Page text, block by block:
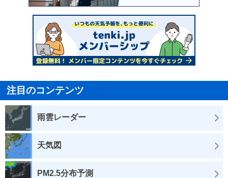
注目のコンテンツ
雨雲レーダー
天気図
PM2.5分布予測